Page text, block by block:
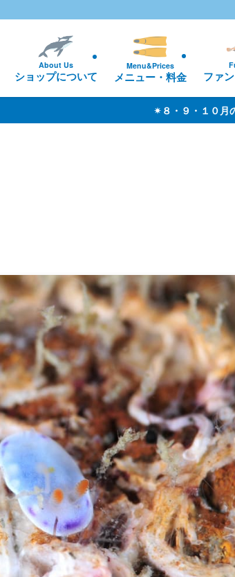
About Us
ショップについて
Menu&Prices
メニュー・料金 ファ
・１０月のお休み ✴︎ 基本は無休です（※ 海況不良